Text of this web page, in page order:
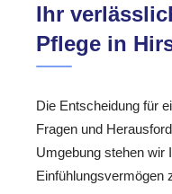
Ihr
Pflege in
Die Entscheidung für
Fragen und
Umgebung stehen wir
Einfühlungsvermögen